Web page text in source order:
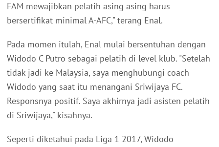
FAM mewajibkan pelatih asing asing harus
bersertifikat minimal A-AFC," terang Enal.
Pada momen itulah, Enal mulai bersentuhan dengan
Widodo C Putro sebagai pelatih di level klub. "Setelah
tidak jadi ke Malaysia, saya menghubungi coach
Widodo yang saat itu menangani Sriwijaya FC.
Responsnya positif. Saya akhirnya jadi asisten pelatih
di Sriwijaya," kisahnya.
Seperti diketahui pada Liga 1 2017, Widodo